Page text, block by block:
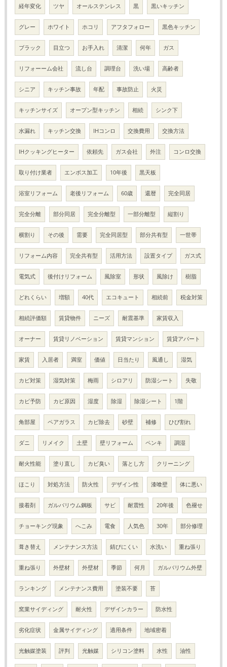
経年変化 ツヤ オールステンレス 黒 黒いキッチン
グレー ホワイト ホコリ アフタフォロー 黒色キッチン
ブラック 目立つ お手入れ 清潔 何年 ガス
リフォーーム会社 流し台 調理台 洗い場 高齢者
シニア キッチン事故 年配 事故防止 火災
キッチンサイズ オープン型キッチン 相続 シンク下
水漏れ キッチン交換 IHコンロ 交換費用 交換方法
IHクッキングヒーター 依頼先 ガス会社 外注 コンロ交換
取り付け業者 エンボス加工 10年後 黒天板
浴室リフォーム 老後リフォーム 60歳 還暦 完全同居
完全分離 部分同居 完全分離型 一部分離型 縦割り
横割り その後 需要 完全同居型 部分共有型 一世帯
リフォーム内容 完全共有型 活用方法 設置タイプ ガス式
電気式 後付けリフォーム 風除室 形状 風除け 樹脂
どれくらい 増額 40代 エコキュート 相続前 税金対策
相続評価額 賃貸物件 ニーズ 耐震基準 家賃収入
オーナー 賃貸リノベーション 賃貸マンション 賃貸アパート
家賃 入居者 満室 価値 日当たり 風通し 湿気
カビ対策 湿気対策 梅雨 シロアリ 防湿シート 失敬
カビ予防 カビ原因 湿度 除湿 除湿シート 1階
角部屋 ペアガラス カビ除去 砂壁 補修 ひび割れ
ダニ リメイク 土壁 壁リフォーム ペンキ 調湿
耐火性能 塗り直し カビ臭い 落とし方 クリーニング
ほこり 対処方法 防火性 デザイン性 漆喰壁 体に悪い
接着剤 ガルバリウム鋼板 サビ 耐震性 20年後 色褪せ
チョーキング現象 へこみ 電食 人気色 30年 部分修理
葺き替え メンテナンス方法 錆びにくい 水洗い 重ね張り
重ね張り 外壁材 外壁材 季節 何月 ガルバリウム外壁
ランキング メンテナンス費用 塗装不要 苔
窯業サイディング 耐火性 デザインカラー 防水性
劣化症状 金属サイディング 適用条件 地域密着
光触媒塗装 評判 光触媒 シリコン塗料 水性 油性